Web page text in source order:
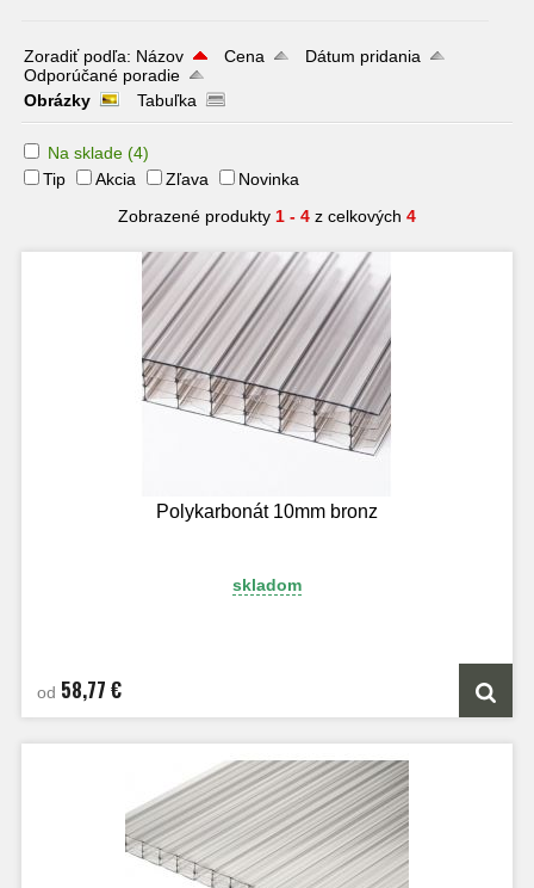
Zoradiť podľa: Názov Cena
Dátum pridania
Odporúčané poradie
Obrázky
Tabuľka
Na sklade (4)
Tip
Akcia Zľava
Novinka
Zobrazené produkty 1 - 4 z celkových 4
Polykarbonát 10mm bronz
skladom
od 58,77 €